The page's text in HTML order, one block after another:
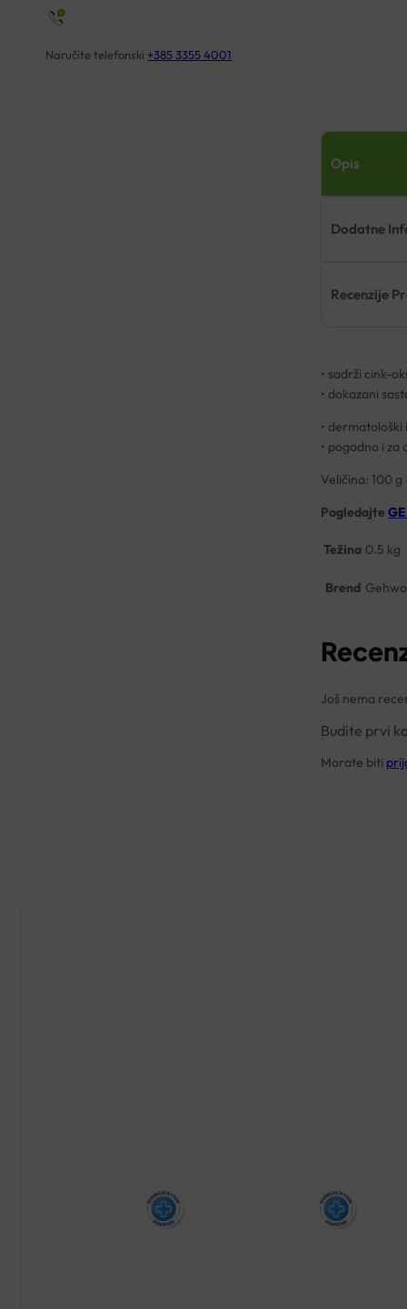
Naručite telefonski +385 3355 4001
Opis
Dodatne
Recenzije
• sadrži cink-
• dokazani
• dermatološki
• pogodno i
Veličina: 100 g
Pogledajte
Težina 0.5 kg
Brend
Još nema
Budite prvi
Morate biti